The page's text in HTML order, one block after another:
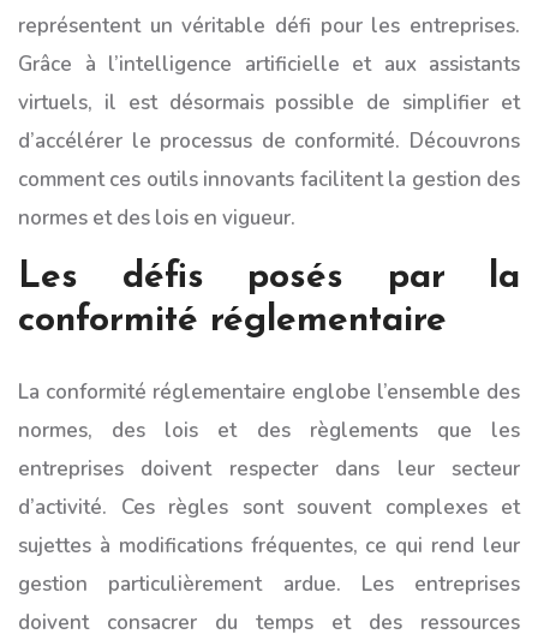
représentent un véritable défi pour les entreprises.
Grâce à l’intelligence artificielle et aux assistants
virtuels, il est désormais possible de simplifier et
d’accélérer le processus de conformité. Découvrons
comment ces outils innovants facilitent la gestion des
normes et des lois en vigueur.
Les défis posés par la
conformité réglementaire
La conformité réglementaire englobe l’ensemble des
normes, des lois et des règlements que les
entreprises doivent respecter dans leur secteur
d’activité. Ces règles sont souvent complexes et
sujettes à modifications fréquentes, ce qui rend leur
gestion particulièrement ardue. Les entreprises
doivent consacrer du temps et des ressources